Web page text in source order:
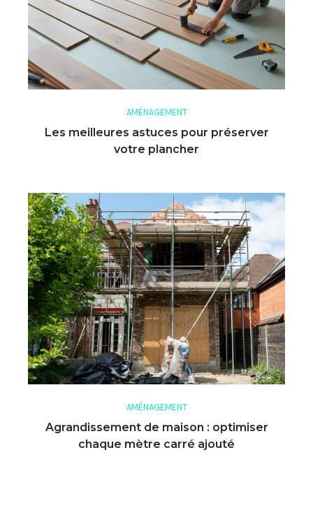
AMÉNAGEMENT
Les meilleures astuces pour préserver
votre plancher
AMÉNAGEMENT
Agrandissement de maison : optimiser
chaque mètre carré ajouté